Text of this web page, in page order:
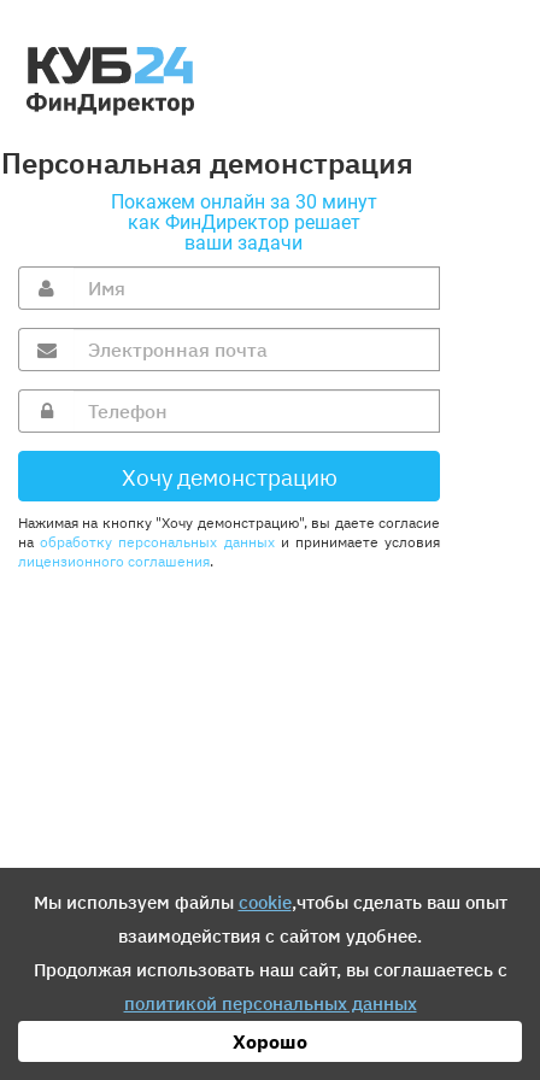
Персональная демонстрация
Покажем онлайн за 30 минут
как ФинДиректор решает
ваши задачи
Нажимая на кнопку "Хочу демонстрацию", вы даете согласие
наобработку персональных данныхи принимаете условия
лицензионного соглашения.
Мы используем файлы cookie,чтобы сделать ваш опыт
взаимодействия с сайтом удобнее.
Продолжая использовать наш сайт, вы соглашаетесь с
политикой персональных данных
Хорошо